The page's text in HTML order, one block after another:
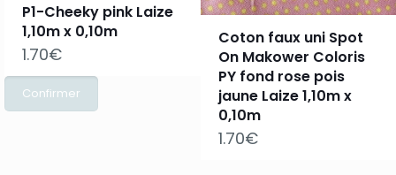
P1-Cheeky pink Laize
1,10m x 0,10m
1.70€
Coton faux uni Spot
On Makower Coloris
PY fond rose pois
jaune Laize 1,10m x
0,10m
1.70€